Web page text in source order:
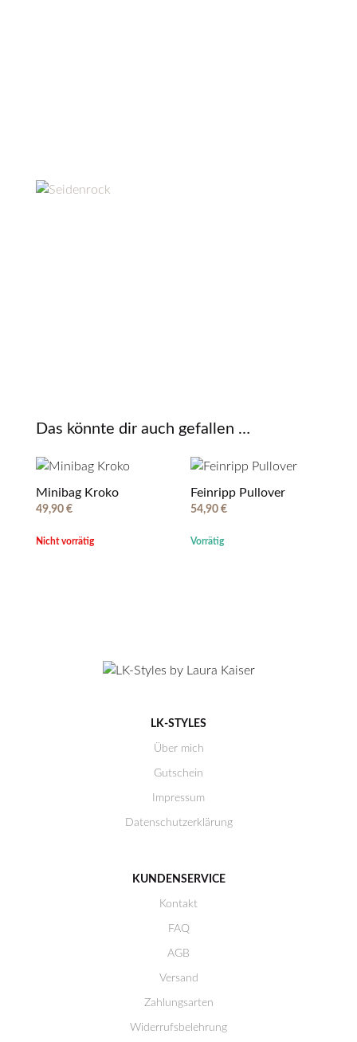
Das könnte dir auch gefallen …
Minibag Kroko
49,90 €
Nicht vorrätig
Feinripp Pullover
54,90 €
Vorrätig
LK-STYLES
Über mich
Gutschein
Impressum
Datenschutzerklärung
KUNDENSERVICE
Kontakt
FAQ
AGB
Versand
Zahlungsarten
Widerrufsbelehrung